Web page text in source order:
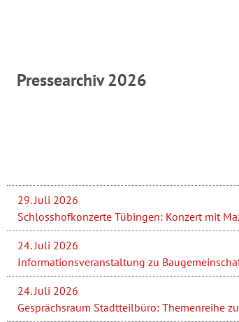
Pressearchiv 2026
29. Juli 2026
Schlosshofkonzerte Tübingen: Konzert mit
24. Juli 2026
Informationsveranstaltung zu
24. Juli 2026
Gesprächsraum Stadtteilbüro: Themenreihe